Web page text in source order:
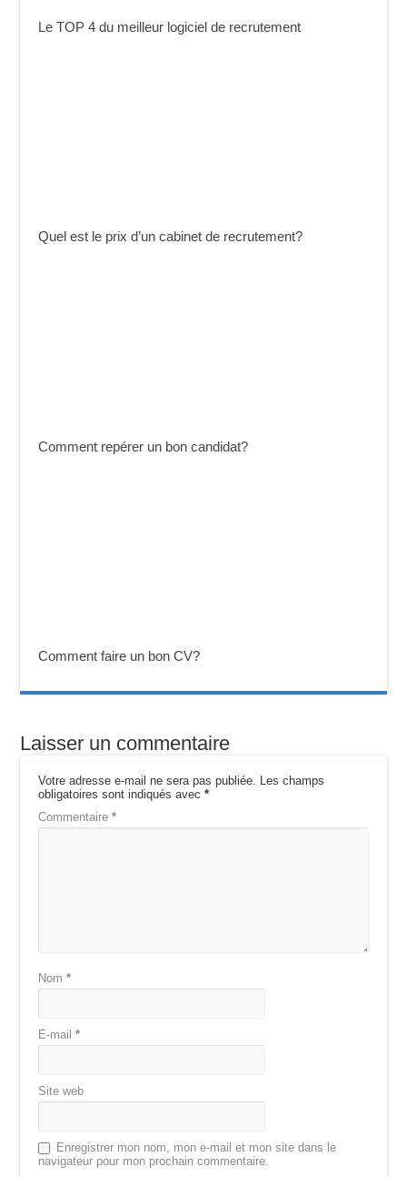
Le TOP 4 du meilleur logiciel de recrutement
Quel est le prix d’un cabinet de recrutement?
Comment repérer un bon candidat?
Comment faire un bon CV?
Laisser un commentaire
Votre adresse e-mail ne sera pas publiée. Les champs
obligatoires sont indiqués avec*
Commentaire*
Nom*
E-mail*
Site web
Enregistrer mon nom, mon e-mail et mon site dans le
navigateur pour mon prochain commentaire.